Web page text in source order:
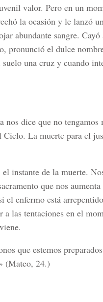
valor. Pero en un
la ocasión y le lanzó
abundante sangre.
pronunció el dulce
una cruz y cuando
nos dice que no
La muerte para el
instante de la muerte.
que nos
el enfermo está
a las tentaciones en el
que estemos
(Mateo, 24.)